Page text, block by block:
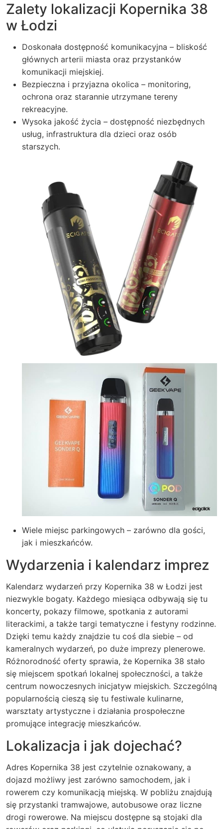
Zalety lokalizacji Kopernika 38
w Łodzi
Doskonała dostępność komunikacyjna – bliskość
głównych arterii miasta oraz przystanków
komunikacji miejskiej.
Bezpieczna i przyjazna okolica – monitoring,
ochrona oraz starannie utrzymane tereny
rekreacyjne.
Wysoka jakość życia – dostępność niezbędnych
usług, infrastruktura dla dzieci oraz osób
starszych.
Wiele miejsc parkingowych – zarówno dla gości,
jak i mieszkańców.
Wydarzenia i kalendarz imprez
Kalendarz wydarzeń przy Kopernika 38 w Łodzi jest
niezwykle bogaty. Każdego miesiąca odbywają się tu
koncerty, pokazy filmowe, spotkania z autorami
literackimi, a także targi tematyczne i festyny rodzinne.
Dzięki temu każdy znajdzie tu coś dla siebie – od
kameralnych wydarzeń, po duże imprezy plenerowe.
Różnorodność oferty sprawia, że Kopernika 38 stało
się miejscem spotkań lokalnej społeczności, a także
centrum nowoczesnych inicjatyw miejskich. Szczególną
popularnością cieszą się tu festiwale kulinarne,
warsztaty artystyczne i działania prospołeczne
promujące integrację mieszkańców.
Lokalizacja i jak dojechać?
Adres Kopernika 38 jest czytelnie oznakowany, a
dojazd możliwy jest zarówno samochodem, jak i
rowerem czy komunikacją miejską. W pobliżu znajdują
się przystanki tramwajowe, autobusowe oraz liczne
drogi rowerowe. Na miejscu dostępne są stojaki dla